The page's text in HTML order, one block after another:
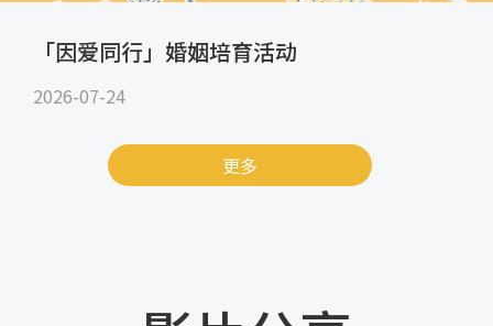
「因爱同行」婚姻培育活动
2026-07-24
更多